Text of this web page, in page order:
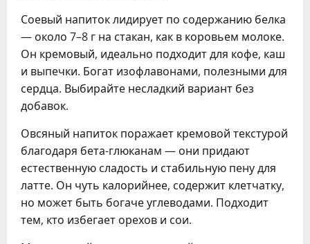
Соевый напиток лидирует по содержанию белка
— около 7–8 г на стакан, как в коровьем молоке.
Он кремовый, идеально подходит для кофе, каш
и выпечки. Богат изофлавонами, полезными для
сердца. Выбирайте несладкий вариант без
добавок.
Овсяный напиток поражает кремовой текстурой
благодаря бета-глюканам — они придают
естественную сладость и стабильную пену для
латте. Он чуть калорийнее, содержит клетчатку,
но может быть богаче углеводами. Подходит
тем, кто избегает орехов и сои.